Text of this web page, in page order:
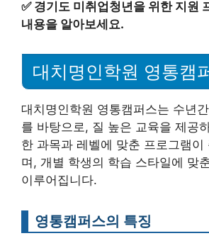
✅ 경기도 미취업청년을 위한 지원
내용을 알아보세요.
대치명인학원 영통캠
대치명인학원 영통캠퍼스는 수년
를 바탕으로, 질 높은 교육을 제공
한 과목과 레벨에 맞춘 프로그램이
며, 개별 학생의 학습 스타일에 맞
이루어집니다.
영통캠퍼스의 특징